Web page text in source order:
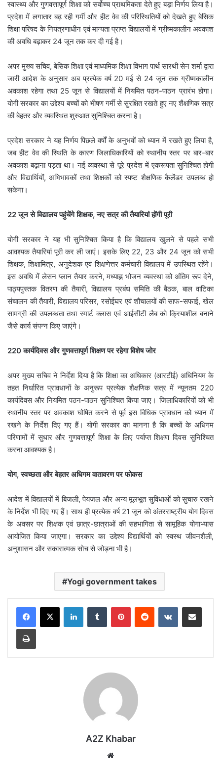
स्वास्थ्य और गुणवत्तापूर्ण शिक्षा को सर्वोच्च प्राथमिकता देते हुए बड़ा निर्णय लिया है।
प्रदेश में लगातार बढ़ रही गर्मी और हीट वेव की परिस्थितियों को देखते हुए बेसिक
शिक्षा परिषद के नियंत्रणाधीन एवं मान्यता प्राप्त विद्यालयों में ग्रीष्मकालीन अवकाश
की अवधि बढ़ाकर 24 जून तक कर दी गई है।
अपर मुख्य सचिव, बेसिक शिक्षा एवं माध्यमिक शिक्षा विभाग पार्थ सारथी सेन शर्मा द्वारा
जारी आदेश के अनुसार अब प्रत्येक वर्ष 20 मई से 24 जून तक ग्रीष्मकालीन
अवकाश रहेगा तथा 25 जून से विद्यालयों में नियमित पठन-पाठन प्रारंभ होगा।
योगी सरकार का उद्देश्य बच्चों को भीषण गर्मी से सुरक्षित रखते हुए नए शैक्षणिक सत्र
की बेहतर और व्यवस्थित शुरुआत सुनिश्चित करना है।
प्रदेश सरकार ने यह निर्णय पिछले वर्षों के अनुभवों को ध्यान में रखते हुए लिया है,
जब हीट वेव की स्थिति के कारण जिलाधिकारियों को स्थानीय स्तर पर बार-बार
अवकाश बढ़ाना पड़ता था। नई व्यवस्था से पूरे प्रदेश में एकरूपता सुनिश्चित होगी
और विद्यार्थियों, अभिभावकों तथा शिक्षकों को स्पष्ट शैक्षणिक कैलेंडर उपलब्ध हो
सकेगा।
22 जून से विद्यालय पहुंचेंगे शिक्षक, नए सत्र की तैयारियां होंगी पूरी
योगी सरकार ने यह भी सुनिश्चित किया है कि विद्यालय खुलने से पहले सभी
आवश्यक तैयारियां पूरी कर ली जाएं। इसके लिए 22, 23 और 24 जून को सभी
शिक्षक, शिक्षामित्र, अनुदेशक एवं शिक्षणेत्तर कर्मचारी विद्यालय में उपस्थित रहेंगे।
इस अवधि में लेसन प्लान तैयार करने, मध्याह्न भोजन व्यवस्था को अंतिम रूप देने,
पाठ्यपुस्तक वितरण की तैयारी, विद्यालय प्रबंध समिति की बैठक, बाल वाटिका
संचालन की तैयारी, विद्यालय परिसर, रसोईघर एवं शौचालयों की साफ-सफाई, खेल
सामग्री की उपलब्धता तथा स्मार्ट क्लास एवं आईसीटी लैब को क्रियाशील बनाने
जैसे कार्य संपन्न किए जाएंगे।
220 कार्यदिवस और गुणवत्तापूर्ण शिक्षण पर रहेगा विशेष जोर
अपर मुख्य सचिव ने निर्देश दिया है कि शिक्षा का अधिकार (आरटीई) अधिनियम के
तहत निर्धारित प्रावधानों के अनुरूप प्रत्येक शैक्षणिक सत्र में न्यूनतम 220
कार्यदिवस और नियमित पठन-पाठन सुनिश्चित किया जाए। जिलाधिकारियों को भी
स्थानीय स्तर पर अवकाश घोषित करने से पूर्व इस विधिक प्रावधान को ध्यान में
रखने के निर्देश दिए गए हैं। योगी सरकार का मानना है कि बच्चों के अधिगम
परिणामों में सुधार और गुणवत्तापूर्ण शिक्षा के लिए पर्याप्त शिक्षण दिवस सुनिश्चित
करना आवश्यक है।
योग, स्वच्छता और बेहतर अधिगम वातावरण पर फोकस
आदेश में विद्यालयों में बिजली, पेयजल और अन्य मूलभूत सुविधाओं को सुचारु रखने
के निर्देश भी दिए गए हैं। साथ ही प्रत्येक वर्ष 21 जून को अंतरराष्ट्रीय योग दिवस
के अवसर पर शिक्षक एवं छात्र-छात्राओं की सहभागिता से सामूहिक योगाभ्यास
आयोजित किया जाएगा। सरकार का उद्देश्य विद्यार्थियों को स्वस्थ जीवनशैली,
अनुशासन और सकारात्मक सोच से जोड़ना भी है।
Yogi government takes
LinkedInTumblr PinterestReddit VKontakteShare via Email
Print
A2Z Khabar